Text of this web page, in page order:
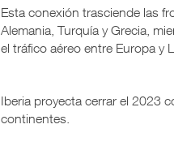
Esta conexión trasciende las
Alemania, Turquía y Grecia,
el tráfico aéreo entre Europa y
Iberia proyecta cerrar el 2023
continentes.